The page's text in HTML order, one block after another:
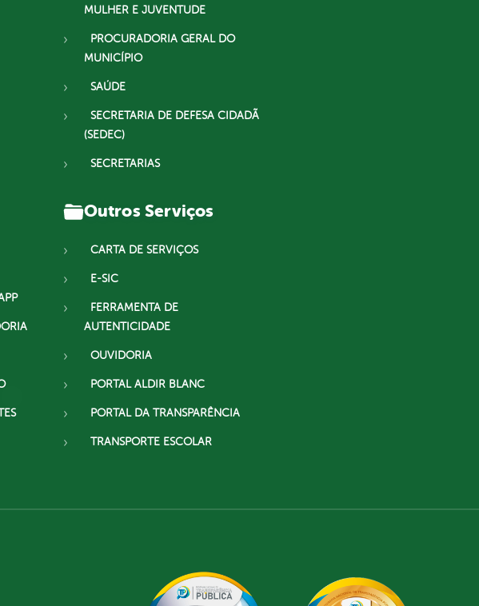
MULHER E JUVENTUDE
PROCURADORIA GERAL DO
MUNICÍPIO
SAÚDE
SECRETARIA DE DEFESA CIDADÃ
(SEDEC)
SECRETARIAS
Outros Serviços
CARTA DE SERVIÇOS
E-SIC
FERRAMENTA DE
AUTENTICIDADE
OUVIDORIA
PORTAL ALDIR BLANC
PORTAL DA TRANSPARÊNCIA
TRANSPORTE ESCOLAR